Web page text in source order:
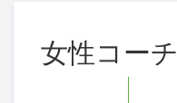
女性コーチ